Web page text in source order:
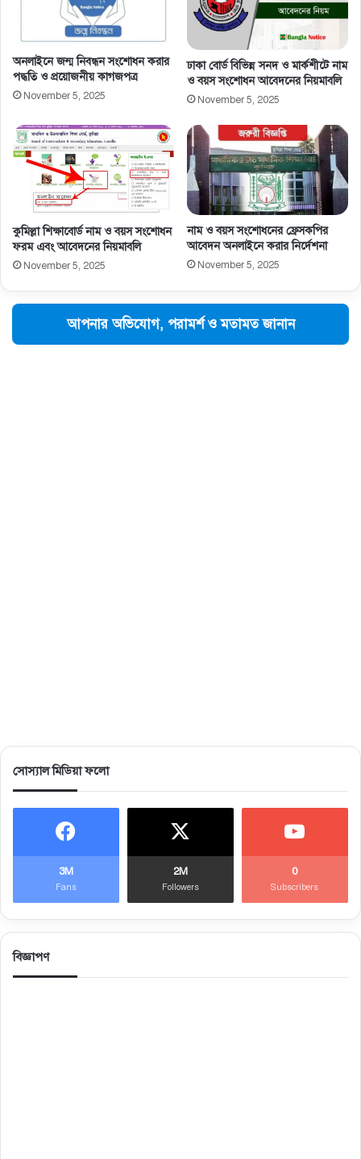
অনলাইনে জন্ম নিবন্ধন সংশোধন করার
পদ্ধতি ও প্রয়োজনীয় কাগজপত্র
November 5, 2025
ঢাকা বোর্ড বিভিন্ন সনদ ও মার্কশীটে নাম
ও বয়স সংশোধন আবেদনের নিয়মাবলি
November 5, 2025
কুমিল্লা শিক্ষাবোর্ড নাম ও বয়স সংশোধন
ফরম এবং আবেদনের নিয়মাবলি
November 5, 2025
নাম ও বয়স সংশােধনের ফ্রেসকপির
আবেদন অনলাইনে করার নির্দেশনা
November 5, 2025
আপনার অভিযোগ, পরামর্শ ও মতামত জানান
সোস্যাল মিডিয়া ফলো
3M
Fans
2M
Followers
0
Subscribers
বিজ্ঞাপণ